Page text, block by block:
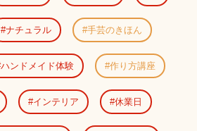
ナチュラル 手芸のきほん
ハンドメイド体験 作り方講座
インテリア 休業日